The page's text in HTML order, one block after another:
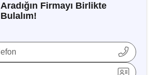
Aradığın Firmayı Birlikte
Bulalım!